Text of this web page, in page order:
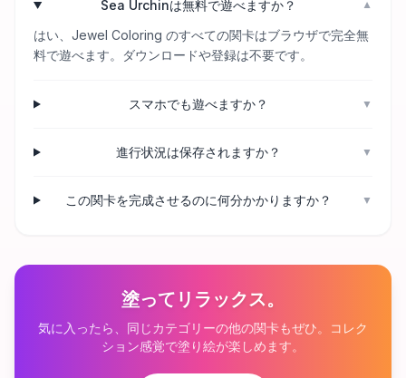
Sea Urchinは無料で遊べますか？ ▼
はい、Jewel Coloring のすべての関卡はブラウザで完全無
料で遊べます。ダウンロードや登録は不要です。
スマホでも遊べますか？ ▼
進行状況は保存されますか？ ▼
この関卡を完成させるのに何分かかりますか？ ▼
塗ってリラックス。
気に入ったら、同じカテゴリーの他の関卡もぜひ。コレク
ション感覚で塗り絵が楽しめます。